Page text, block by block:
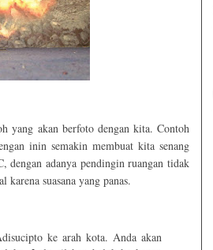
yang akan berfoto dengan kita. Contoh
inin semakin membuat kita senang
adanya pendingin ruangan tidak
suasana yang panas.
ke arah kota. Anda akan